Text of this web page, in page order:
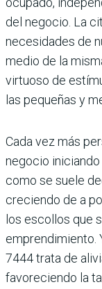
del negocio. La
necesida­des de
medio de la
virtuoso de
las pequeñas y
Cada vez más
negocio iniciando
como se suele
creciendo de a
los escollos que
emprendimiento.
7444 trata de
favo­reciendo la